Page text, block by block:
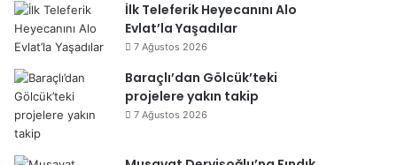
İlk Teleferik Heyecanını Alo
Evlat’la Yaşadılar
7 Ağustos 2026
Baraçlı’dan Gölcük’teki
projelere yakın takip
7 Ağustos 2026